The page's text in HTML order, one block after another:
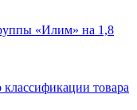
«Илим» на 1,8
товара